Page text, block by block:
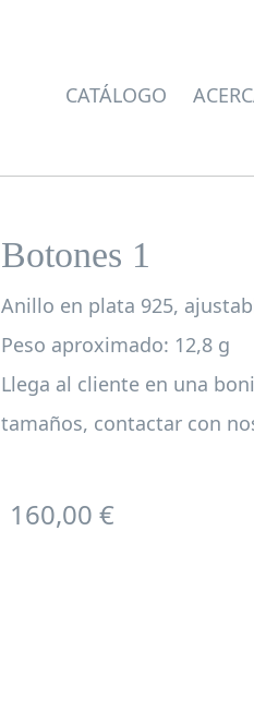
CATÁLOGO
Botones 1
Anillo en plata 925,
Peso aproximado: 12,8 g
Llega al cliente en una
tamaños, contactar con
160,00 €